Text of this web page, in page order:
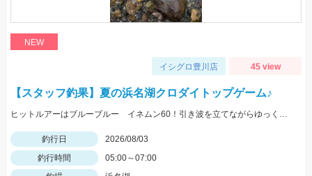
NEW
イシグロ豊川店 45 view
【スタッフ釣果】夏の浜名湖クロダイトップゲーム♪
ヒットルアーはブルーブルー イネムン60！引き波を立てながらゆっくり水面をタダ巻き。単発でしたがバシュッと気持ちよくバイトが出ました☆
釣行日
2026/08/03
釣行時間
05:00～07:00